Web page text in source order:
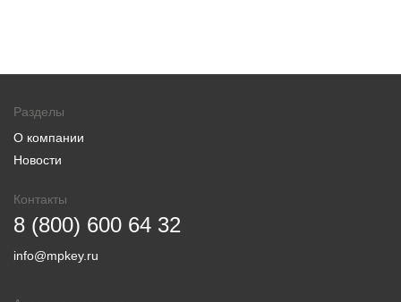
Разделы
О компании
Новости
Контакты
8 (800) 600 64 32
info@mpkey.ru